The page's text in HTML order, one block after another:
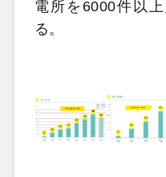
電所を6000件以
る。